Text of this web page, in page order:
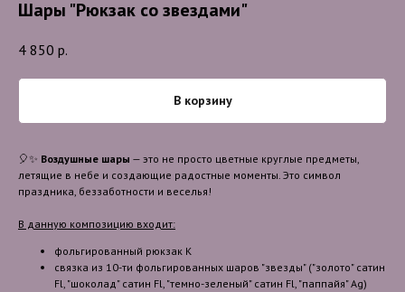
Шары "Рюкзак со звездами"
4 850 р.
В корзину
🎈✨ Воздушные шары — это не просто цветные круглые предметы,
летящие в небе и создающие радостные моменты. Это символ
праздника, беззаботности и веселья!
В данную композицию входит:
фольгированный рюкзак К
связка из 10-ти фольгированных шаров "звезды" ("золото" сатин
Fl, "шоколад" сатин Fl, "темно-зеленый" сатин Fl, "паппайя" Ag)